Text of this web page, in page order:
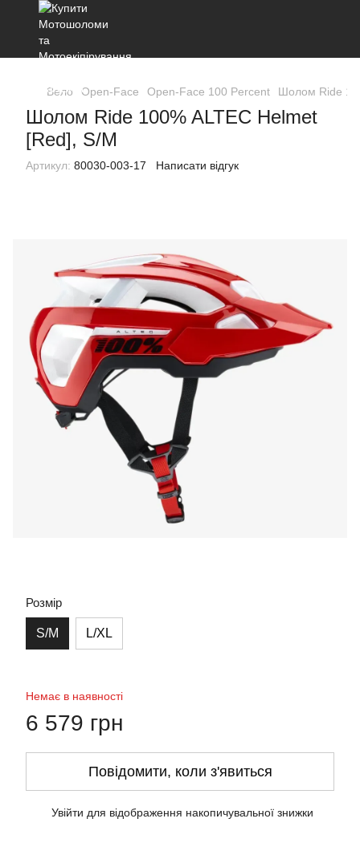
Вело Open-Face Open-Face 100 Percent Шолом Ride
Шолом Ride 100% ALTEC Helmet
[Red], S/M
Артикул: 80030-003-17 Написати відгук
Розмір
S/M L/XL
Немає в наявності
6 579 грн
Повідомити, коли з'явиться
Увійти для відображення накопичувальної знижки